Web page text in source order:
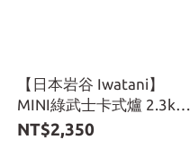
【日本岩谷 Iwatani】
MINI綠武士卡式爐 2.3kW
附攜帶盒 CB-ODX-JR
NT$2,350